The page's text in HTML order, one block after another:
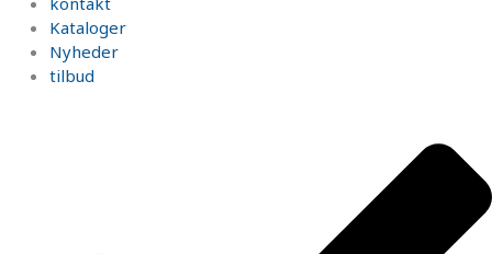
Kataloger
Nyheder
tilbud